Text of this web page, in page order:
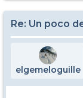
Re: Un poco
elgemeloguille